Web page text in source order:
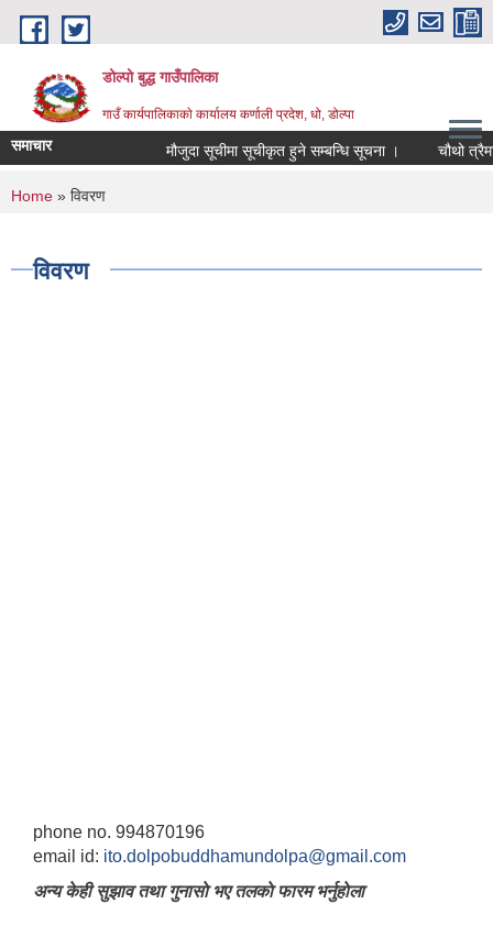
Skip to main content
डोल्पो बुद्ध गाउँपालिका
गाउँ कार्यपालिकाकाे कार्यालय कर्णाली प्रदेश, धो, डोल्पा
समाचार मौजुदा सूचीमा सूचीकृत हुने सम्बन्धि सूचना । चौथो
You are here
Home » विवरण
विवरण
phone no. 994870196
email id: ito.dolpobuddhamundolpa@gmail.com
अन्य केही सुझाव तथा गुनासाे भए तलकाे फारम भर्नुहाेला